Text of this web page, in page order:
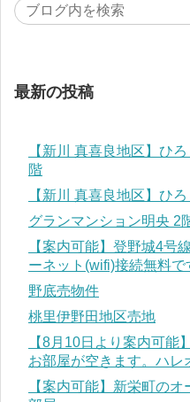
最新の投稿
【新川 真喜良地区】ひ
階
【新川 真喜良地区】ひ
グランマンション明央 2
【案内可能】登野城4号
ーネット(wifi)接続無料で
野底売物件
桃里伊野田地区売地
【8月10日より案内可能
お部屋が空きます。ハレ
【案内可能】新栄町の